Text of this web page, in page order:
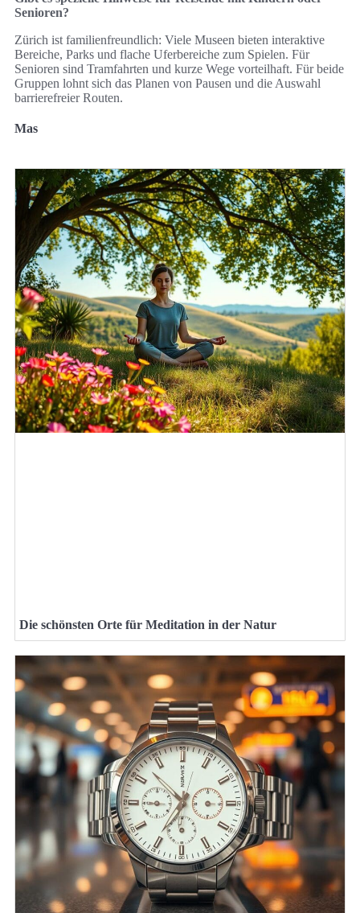
Senioren?
Zürich ist familienfreundlich: Viele Museen bieten interaktive
Bereiche, Parks und flache Uferbereiche zum Spielen. Für
Senioren sind Tramfahrten und kurze Wege vorteilhaft. Für beide
Gruppen lohnt sich das Planen von Pausen und die Auswahl
barrierefreier Routen.
Mas
Die schönsten Orte für Meditation in der Natur